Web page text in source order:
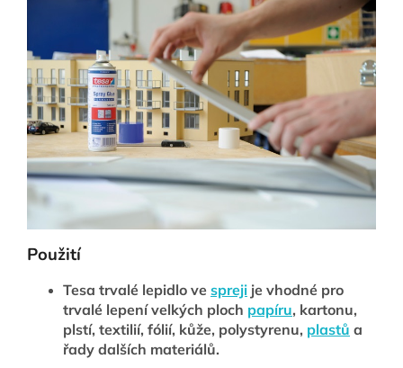
Použití
Tesa trvalé lepidlo ve spreji je vhodné pro
trvalé lepení velkých ploch papíru, kartonu,
plstí, textilií, fólií, kůže, polystyrenu, plastů a
řady dalších materiálů.